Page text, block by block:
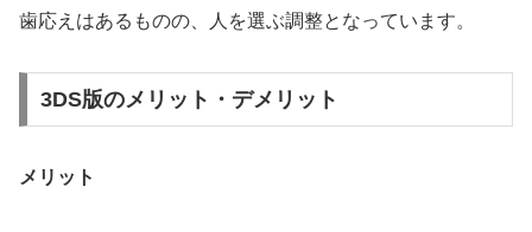
歯応えはあるものの、人を選ぶ調整となっています。
3DS版のメリット・デメリット
メリット